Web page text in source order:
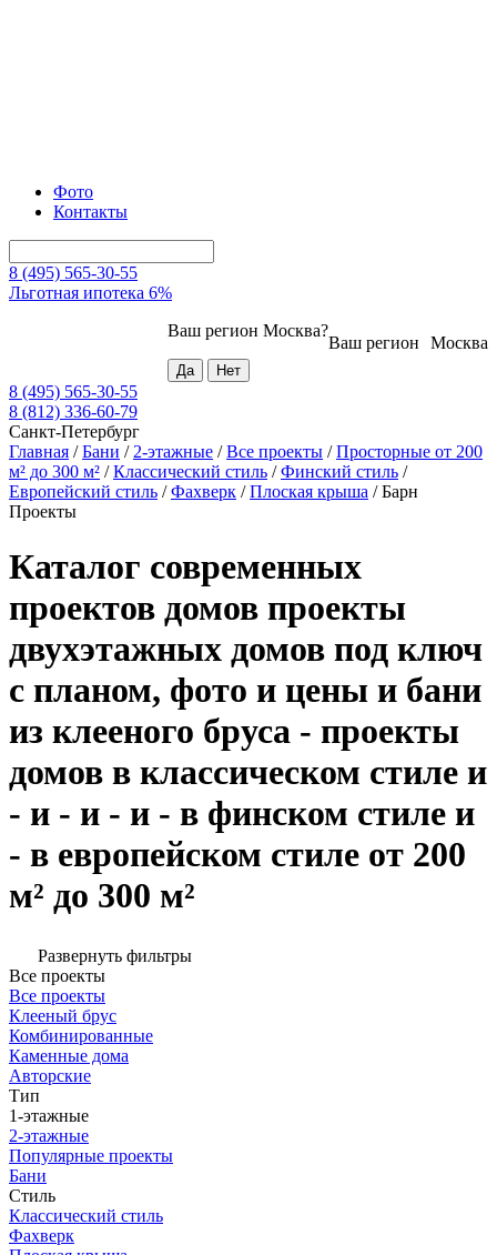
Фото
Контакты
8 (495) 565-30-55
Льготная ипотека 6%
Москва
Ваш регион
Ваш регион Москва?
8 (495) 565-30-55
8 (812) 336-60-79
Санкт-Петербург
Главная /Бани / 2-этажные /Все проекты /Просторные от 200
м² до 300 м² /Классический стиль /Финский стиль /
Европейский стиль /Фахверк /Плоская крыша /Барн
Проекты
Каталог современных
проектов домов проекты
двухэтажных домов под ключ
с планом, фото и цены и бани
из клееного бруса - проекты
домов в классическом стиле и
- и - и - и - в финском стиле и
- в европейском стиле от 200
м² до 300 м²
Развернуть фильтры
Все проекты
Все проекты
Клееный брус
Комбинированные
Каменные дома
Авторские
Тип
1-этажные
2-этажные
Популярные проекты
Бани
Стиль
Классический стиль
Фахверк